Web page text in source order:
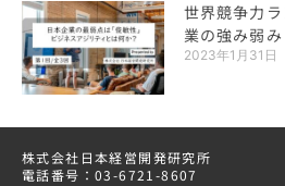
世界競争力
業の強み弱み
2023年1月31日
株式会社日本経営開発研究所
電話番号：03-6721-8607